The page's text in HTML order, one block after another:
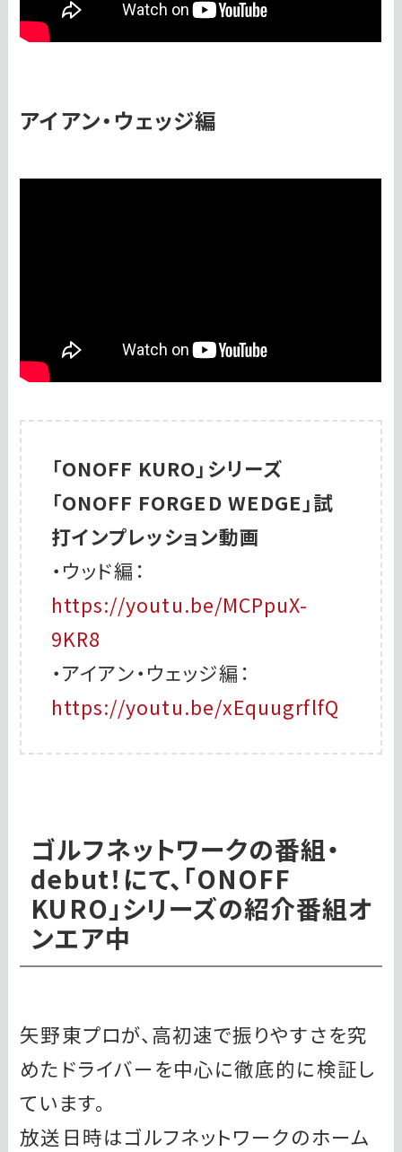
アイアン・ウェッジ編
「ONOFF KURO」シリーズ
「ONOFF FORGED WEDGE」試
打インプレッション動画
・ウッド編：
https://youtu.be/MCPpuX-
9KR8
・アイアン・ウェッジ編：
https://youtu.be/xEquugrflfQ
ゴルフネットワークの番組・
debut！にて、「ONOFF
KURO」シリーズの紹介番組オ
ンエア中
矢野東プロが、高初速で振りやすさを究
めたドライバーを中心に徹底的に検証し
ています。
放送日時はゴルフネットワークのホーム